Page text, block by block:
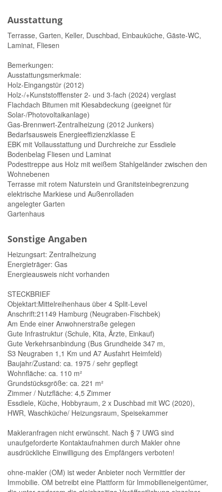
Ausstattung
Terrasse, Garten, Keller, Duschbad, Einbauküche, Gäste-WC,
Laminat, Fliesen
Bemerkungen:
Ausstattungsmerkmale:
Holz-Eingangstür (2012)
Holz-/+Kunststofffenster 2- und 3-fach (2024) verglast
Flachdach Bitumen mit Kiesabdeckung (geeignet für
Solar-/Photovoltaikanlage)
Gas-Brennwert-Zentralheizung (2012 Junkers)
Bedarfsausweis Energieeffizienzklasse E
EBK mit Vollausstattung und Durchreiche zur Essdiele
Bodenbelag Fliesen und Laminat
Podesttreppe aus Holz mit weißem Stahlgeländer zwischen den
Wohnebenen
Terrasse mit rotem Naturstein und Granitsteinbegrenzung
elektrische Markiese und Außenrolladen
angelegter Garten
Gartenhaus
Sonstige Angaben
Heizungsart: Zentralheizung
Energieträger: Gas
Energieausweis nicht vorhanden
STECKBRIEF
Objektart:Mittelreihenhaus über 4 Split-Level
Anschrift:21149 Hamburg (Neugraben-Fischbek)
Am Ende einer Anwohnerstraße gelegen
Gute Infrastruktur (Schule, Kita, Ärzte, Einkauf)
Gute Verkehrsanbindung (Bus Grundheide 347 m,
S3 Neugraben 1,1 Km und A7 Ausfahrt Heimfeld)
Baujahr/Zustand: ca. 1975 / sehr gepflegt
Wohnfläche: ca. 110 m²
Grundstücksgröße: ca. 221 m²
Zimmer / Nutzfläche: 4,5 Zimmer
Essdiele, Küche, Hobbyraum, 2 x Duschbad mit WC (2020),
HWR, Waschküche/ Heizungsraum, Speisekammer
Makleranfragen nicht erwünscht. Nach § 7 UWG sind
unaufgeforderte Kontaktaufnahmen durch Makler ohne
ausdrückliche Einwilligung des Empfängers verboten!
ohne-makler (OM) ist weder Anbieter noch Vermittler der
Immobilie. OM betreibt eine Plattform für Immobilieneigentümer,